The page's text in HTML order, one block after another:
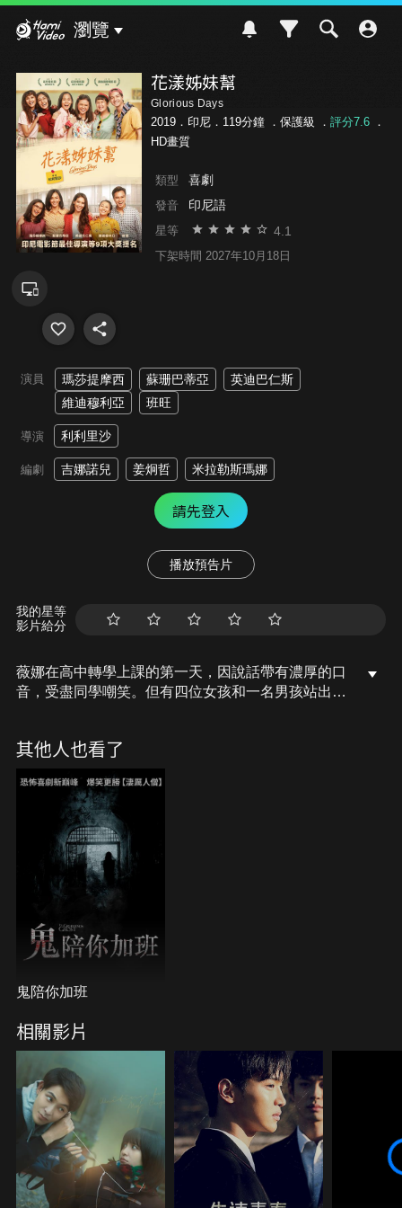
瀏覽
花漾姊妹幫
Glorious Days
2019．印尼．119分鐘 ． 保護級 ． 評分7.6．
HD畫質
類型 喜劇
發音 印尼語
星等 4.1
下架時間 2027年10月18日
演員 瑪莎提摩西 蘇珊巴蒂亞
英迪巴仁斯
維迪穆利亞
班旺
導演 利利里沙
編劇 吉娜諾兒 姜炯哲 米拉勒斯瑪娜
請先登入
播放預告片
我的星等
影片給分
薇娜在高中轉學上課的第一天，因說話帶有濃厚的口
音，受盡同學嘲笑。但有四位女孩和一名男孩站出來
絲。克麗絲身患末期重症，她希望薇娜能幫她完成心
願：讓「自由幫」再次聚首。於是薇娜踏上一段尋友
之旅。
其他人也看了
鬼陪你加班
相關影片